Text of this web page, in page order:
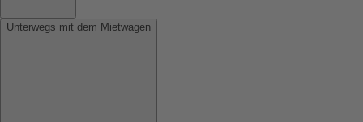
Unterwegs mit dem Mietwagen